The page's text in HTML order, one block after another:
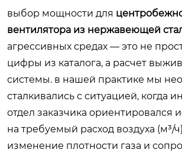
выбор мощности для
вентилятора из нержавеющей
агрессивных средах — это не
цифры из каталога, а расчет
системы. в нашей практике мы
сталкивались с ситуацией, когда
отдел заказчика ориентировался
на требуемый расход воздуха (м³/
изменение плотности газа и